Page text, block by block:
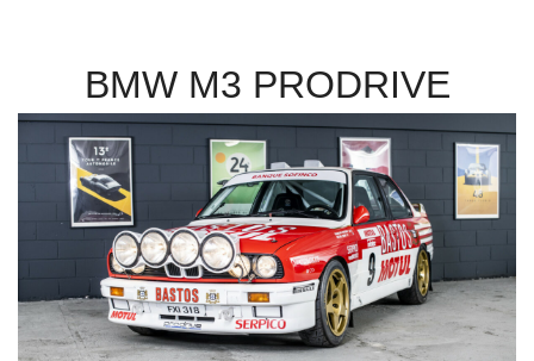
BMW M3 PRODRIVE